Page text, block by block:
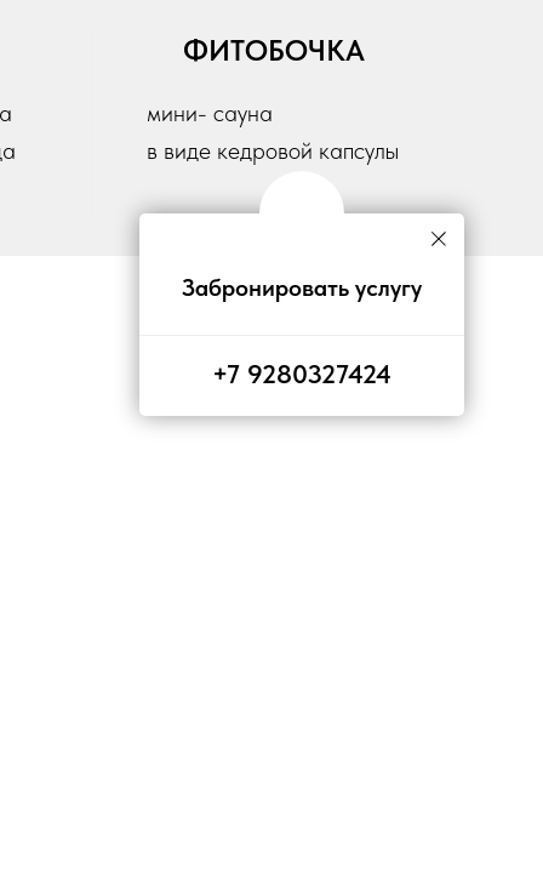
ФИТОБОЧКА
мини- сауна
в виде кедровой капсулы
Забронировать услугу
+7 9280327424